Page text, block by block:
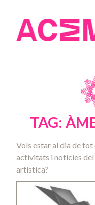
TAG:
Vols estar al dia de tot
activitats i notícies del
artística?